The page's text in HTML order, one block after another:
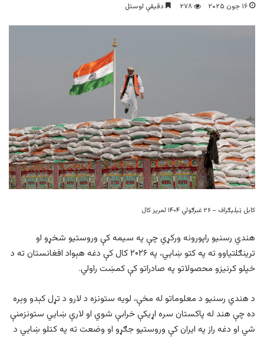
۱۶ جون ۲۰۲۵ ۲۷۸ دقیقې لوستل
کابل ټیلیګراف – ۲۶ غبرګولي ۱۴۰۴ لمریز کال
هندي رسنيو راپورونه ورکړي چې په سیمه کې وروستيو شخړو او
ترینګلتیاوو ته په کتو ښايي، په ۲۰۲۶ کال کې دغه هېواد افغانستان ته د
خپلو کرنیزو محصولاتو په صادراتو کې کمښت راولي.
د هندي رسنيو د معلوماتو له مخې، لویه ستونزه د لارو د تړل کېدو وېره
ده چې هند له پاکستان سره اړیکې خرابې شوي او لارې ښايي ستونزمنې
شي او دغه راز په ایران کې وروستیو جګړو او وضعت ته په کتلو ښايي د